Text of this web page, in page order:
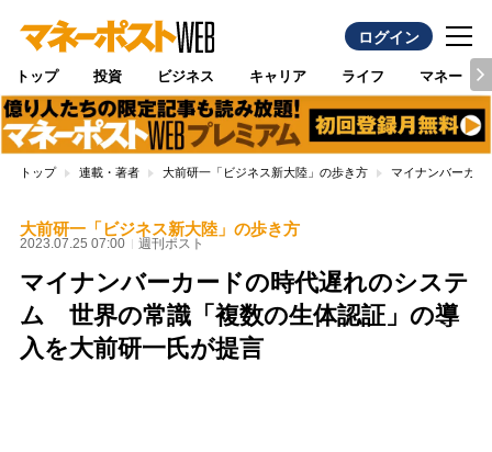
ログイン
トップ 投資 ビジネス キャリア ライフ マネー
トップ 連載・著者 大前研一「ビジネス新大陸」の歩き方 マイナンバーカ
大前研一「ビジネス新大陸」の歩き方
2023.07.25 07:00 週刊ポスト
マイナンバーカードの時代遅れのシステ
ム 世界の常識「複数の生体認証」の導
入を大前研一氏が提言